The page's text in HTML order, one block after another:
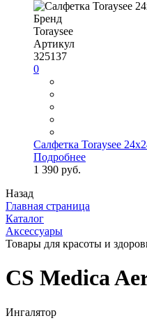
Бренд
Toraysee
Артикул
325137
0
Салфетка Toraysee
Подробнее
1 390 руб.
Назад
Главная страница
Каталог
Аксессуары
Товары для красоты и
CS Medica
Ингалятор